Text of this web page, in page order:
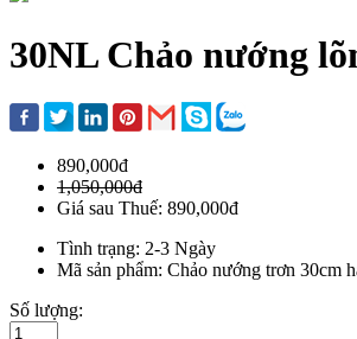
30NL Chảo nướng
890,000đ
1,050,000đ
Giá sau Thuế: 890,000đ
Tình trạng: 2-3 Ngày
Mã sản phẩm: Chảo nướng trơn 30cm
Số lượng: